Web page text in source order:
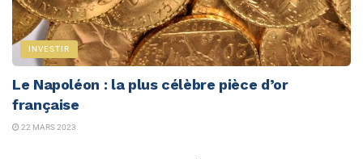
INVESTIR
Le Napoléon : la plus célèbre pièce d’or
française
22 MARS 2023